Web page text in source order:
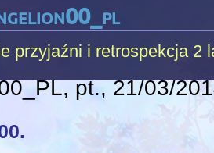
przyjaźni i retrospekcja 2
, pt., 21/03/